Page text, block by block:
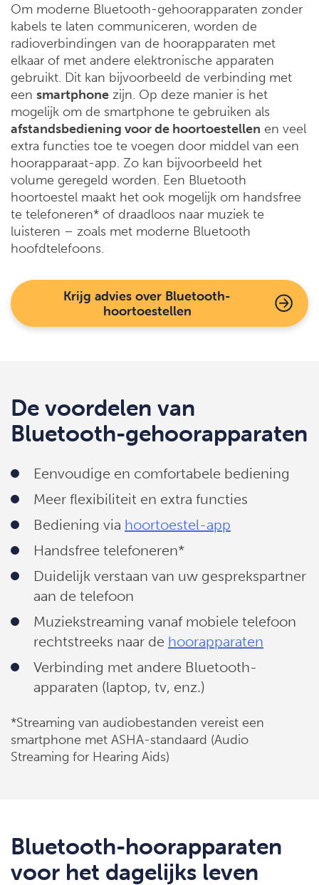
Om moderne Bluetooth-gehoorapparaten zonder
kabels te laten communiceren, worden de
radioverbindingen van de hoorapparaten met
elkaar of met andere elektronische apparaten
gebruikt. Dit kan bijvoorbeeld de verbinding met
een smartphone zijn. Op deze manier is het
mogelijk om de smartphone te gebruiken als
afstandsbediening voor de hoortoestellen en veel
extra functies toe te voegen door middel van een
hoorapparaat-app. Zo kan bijvoorbeeld het
volume geregeld worden. Een Bluetooth
hoortoestel maakt het ook mogelijk om handsfree
te telefoneren* of draadloos naar muziek te
luisteren – zoals met moderne Bluetooth
hoofdtelefoons.
Krijg advies over Bluetooth-
hoortoestellen
De voordelen van
Bluetooth-gehoorapparaten
Eenvoudige en comfortabele bediening
Meer flexibiliteit en extra functies
Bediening via hoortoestel-app
Handsfree telefoneren*
Duidelijk verstaan van uw gesprekspartner
aan de telefoon
Muziekstreaming vanaf mobiele telefoon
rechtstreeks naar de hoorapparaten
Verbinding met andere Bluetooth-
apparaten (laptop, tv, enz.)
*Streaming van audiobestanden vereist een
smartphone met ASHA-standaard (Audio
Streaming for Hearing Aids)
Bluetooth-hoorapparaten
voor het dagelijks leven